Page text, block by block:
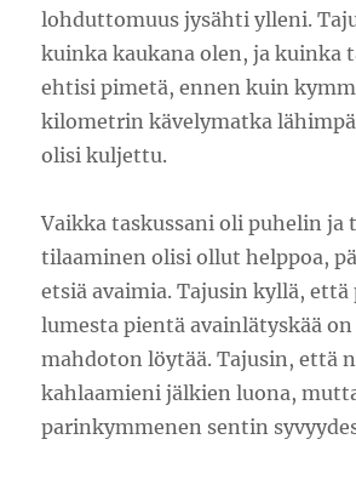
lohduttomuus jysähti ylleni.
kuinka kaukana olen, ja kuinka
ehtisi pimetä, ennen kuin
kilometrin kävelymatka
olisi kuljettu.
Vaikka taskussani oli puhelin ja
tilaaminen olisi ollut helppoa,
etsiä avaimia. Tajusin kyllä, että
lumesta pientä avainlätyskää on
mahdoton löytää. Tajusin, että
kahlaamieni jälkien luona,
parinkymmenen sentin